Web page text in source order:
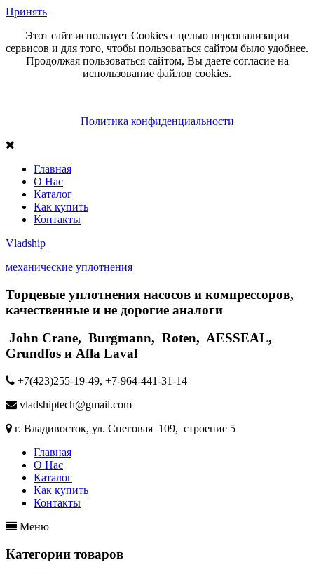
Принять
Этот сайт использует Cookies с целью персонализации
сервисов и для того, чтобы пользоваться сайтом было удобнее.
Продолжая пользоваться сайтом, Вы даете согласие на
использование файлов cookies.
Политика конфиденциальности
Главная
О Нас
Каталог
Как купить
Контакты
Vladship
механические уплотнения
Торцевые уплотнения насосов и компрессоров,
качественные и не дорогие аналоги
John Crane, Burgmann, Roten, AESSEAL,
Grundfos и Afla Laval
+7(423)255-19-49, +7-964-441-31-14
vladshiptech@gmail.com
г. Владивосток, ул. Снеговая 109, строение 5
Главная
О Нас
Каталог
Как купить
Контакты
Меню
Категории товаров